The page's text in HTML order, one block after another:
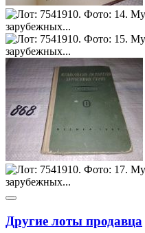
Другие лоты продавца